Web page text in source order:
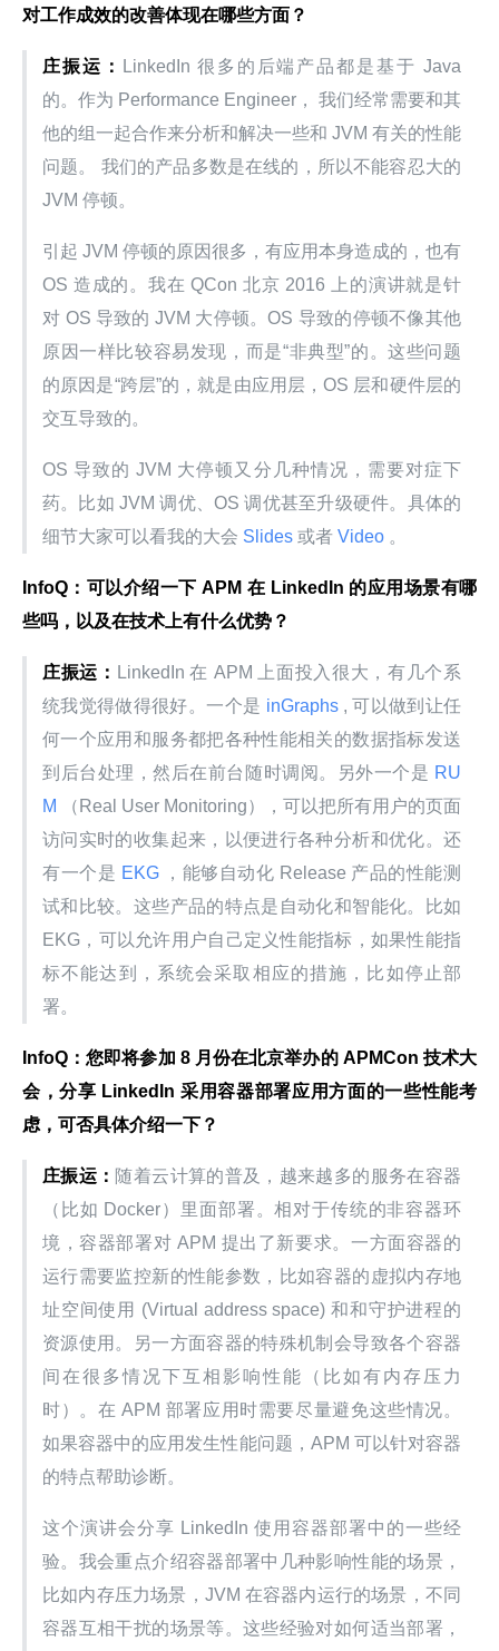
对工作成效的改善体现在哪些方面？
庄振运：
LinkedIn 很多的后端产品都是基于 Java
的。作为 Performance Engineer， 我们经常需要和其
他的组一起合作来分析和解决一些和 JVM 有关的性能
问题。 我们的产品多数是在线的，所以不能容忍大的
JVM 停顿。
引起 JVM 停顿的原因很多，有应用本身造成的，也有
OS 造成的。我在 QCon 北京 2016 上的演讲就是针
对 OS 导致的 JVM 大停顿。OS 导致的停顿不像其他
原因一样比较容易发现，而是“非典型”的。这些问题
的原因是“跨层”的，就是由应用层，OS 层和硬件层的
交互导致的。
OS 导致的 JVM 大停顿又分几种情况，需要对症下
药。比如 JVM 调优、OS 调优甚至升级硬件。具体的
细节大家可以看我的大会 Slides 或者 Video 。
InfoQ：可以介绍一下 APM 在 LinkedIn 的应用场景有哪
些吗，以及在技术上有什么优势？
庄振运： LinkedIn 在 APM 上面投入很大，有几个系
统我觉得做得很好。一个是 inGraphs , 可以做到让任
何一个应用和服务都把各种性能相关的数据指标发送
到后台处理，然后在前台随时调阅。另外一个是 RU
M
（Real User Monitoring），可以把所有用户的页面
访问实时的收集起来，以便进行各种分析和优化。还
有一个是 EKG
，能够自动化 Release 产品的性能测
试和比较。这些产品的特点是自动化和智能化。比如
EKG，可以允许用户自己定义性能指标，如果性能指
标不能达到，系统会采取相应的措施，比如停止部
署。
InfoQ：您即将参加 8 月份在北京举办的 APMCon 技术大
会，分享 LinkedIn 采用容器部署应用方面的一些性能考
虑，可否具体介绍一下？
庄振运： 随着云计算的普及，越来越多的服务在容器
（比如 Docker）里面部署。相对于传统的非容器环
境，容器部署对 APM 提出了新要求。一方面容器的
运行需要监控新的性能参数，比如容器的虚拟内存地
址空间使用 (Virtual address space) 和和守护进程的
资源使用。另一方面容器的特殊机制会导致各个容器
间在很多情况下互相影响性能（比如有内存压力
时）。在 APM 部署应用时需要尽量避免这些情况。
如果容器中的应用发生性能问题，APM 可以针对容器
的特点帮助诊断。
这个演讲会分享 LinkedIn 使用容器部署中的一些经
验。我会重点介绍容器部署中几种影响性能的场景，
比如内存压力场景，JVM 在容器内运行的场景，不同
容器互相干扰的场景等。这些经验对如何适当部署，